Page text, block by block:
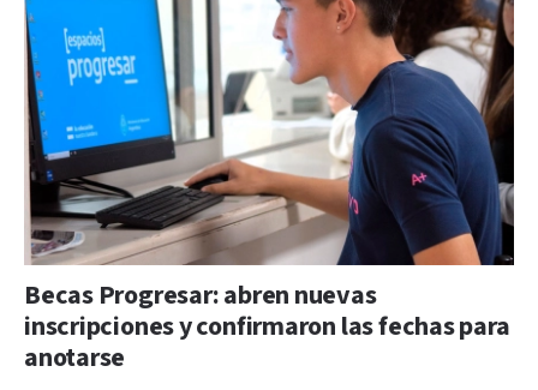
Becas Progresar: abren nuevas
inscripciones y confirmaron las fechas para
anotarse